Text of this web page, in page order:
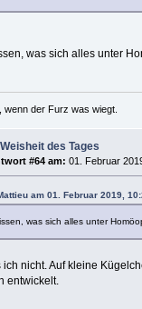
was sich alles unter
wenn der Furz was wiegt.
des Tages
#64 am: 01. Februar
am 01. Februar 2019,
was sich alles unter
ich nicht. Auf kleine
entwickelt.